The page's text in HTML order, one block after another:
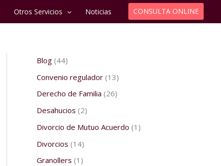
Otros Servicios Noticias CONSULTA ONLINE
Blog (44)
Convenio regulador (13)
Derecho de Familia (26)
Desahucios (2)
Divorcio de Mutuo Acuerdo (1)
Divorcios (14)
Granollers (1)